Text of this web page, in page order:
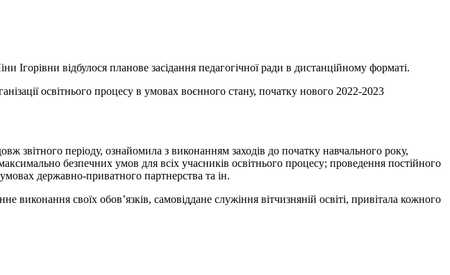
відбулося планове засідання педагогічної ради в дистанційному форматі.
освітнього процесу в умовах воєнного стану, початку нового 2022-2023
звітного періоду, ознайомила з виконанням заходів до початку навчального року,
безпечних умов для всіх учасників освітнього процесу; проведення постійного
державно-приватного партнерства та ін.
своїх обов’язків, самовіддане служіння вітчизняній освіті, привітала кожного